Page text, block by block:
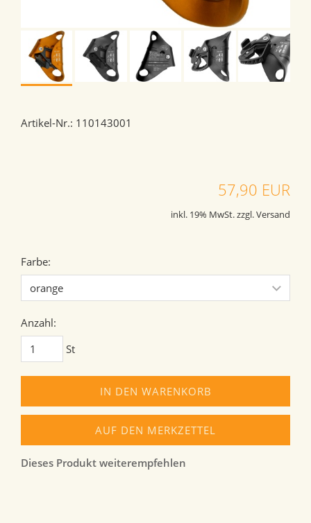
Artikel-Nr.: 110143001
57,90 EUR
inkl. 19% MwSt. zzgl. Versand
Farbe:
Anzahl:
St
IN DEN WARENKORB
AUF DEN MERKZETTEL
Dieses Produkt weiterempfehlen